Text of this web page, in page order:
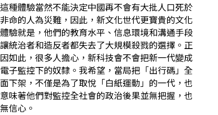
這種體驗當然不能決定中國再不會有大批人口死於
非命的人為災難，因此，新文化世代更寶貴的文化
體驗就是，他們的教育水平、信息環境和溝通手段
讓統治者和造反者都失去了大規模殺戮的選擇。正
因如此，很多人擔心，新科技會不會把新一代變成
電子監控下的奴隸。我希望，當局把「出行碼」全
面下架，不僅是為了取悅「白紙運動」的一代，也
意味著他們對監控全社會的政治後果並無把握，也
無信心。